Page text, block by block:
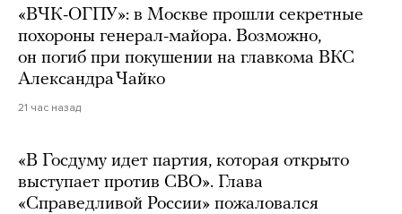
«ВЧК-ОГПУ»: в Москве прошли секретные
похороны генерал-майора. Возможно,
он погиб при покушении на главкома ВКС
Александра Чайко
21 час назад
«В Госдуму идет партия, которая открыто
выступает против СВО». Глава
«Справедливой России» пожаловался